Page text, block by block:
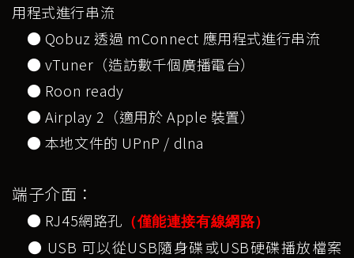
用程式進行串流
● Qobuz 透過 mConnect 應用程式進行串流
● vTuner（造訪數千個廣播電台）
● Roon ready
● Airplay 2（適用於 Apple 裝置）
● 本地文件的 UPnP / dlna
端子介面：
● RJ45網路孔 （僅能連接有線網路）
● USB 可以從USB隨身碟或USB硬碟播放檔案